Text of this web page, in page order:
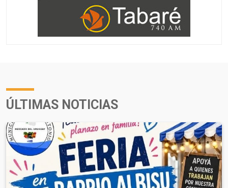
ÚLTIMAS NOTICIAS